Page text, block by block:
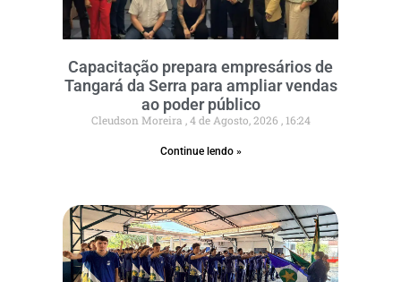
Capacitação prepara empresários de
Tangará da Serra para ampliar vendas
ao poder público
Cleudson Moreira 4 de Agosto, 2026 16:24
Continue lendo »